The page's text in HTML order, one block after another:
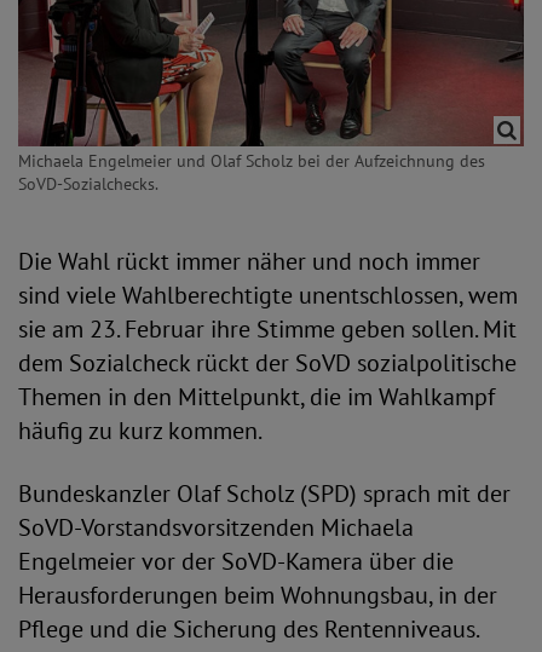
Michaela Engelmeier und Olaf Scholz bei der Aufzeichnung des
SoVD-Sozialchecks.
Die Wahl rückt immer näher und noch immer
sind viele Wahlberechtigte unentschlossen, wem
sie am 23. Februar ihre Stimme geben sollen. Mit
dem Sozialcheck rückt der SoVD sozialpolitische
Themen in den Mittelpunkt, die im Wahlkampf
häufig zu kurz kommen.
Bundeskanzler Olaf Scholz (SPD) sprach mit der
SoVD-Vorstandsvorsitzenden Michaela
Engelmeier vor der SoVD-Kamera über die
Herausforderungen beim Wohnungsbau, in der
Pflege und die Sicherung des Rentenniveaus.